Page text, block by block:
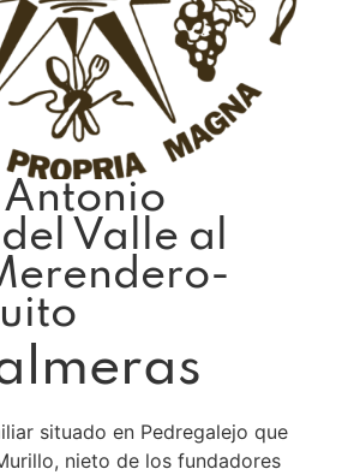
Antonio
Valle al
situado en Pedregalejo que
nieto de los fundadores